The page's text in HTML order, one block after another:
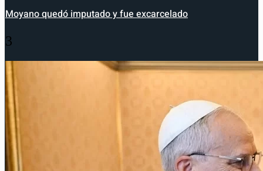
Moyano quedó imputado y fue excarcelado
3